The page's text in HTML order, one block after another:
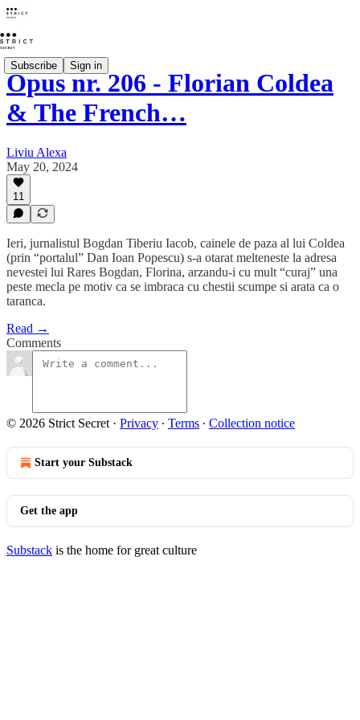
Subscribe Sign in
Opus nr. 206 - Florian Coldea
& The French…
Liviu Alexa
May 20, 2024
11
Ieri, jurnalistul Bogdan Tiberiu Iacob, cainele de paza al lui Coldea
(prin “portalul” Dan Ioan Popescu) s-a otarat melteneste la adresa
nevestei lui Rares Bogdan, Florina, arzandu-i cu mult “curaj” una
peste mecla pe motiv ca se imbraca cu chestii scumpe si arata ca o
taranca.
Read →
Comments
© 2026 Strict Secret · Privacy ∙ Terms ∙ Collection notice
Start your Substack
Get the app
Substack is the home for great culture